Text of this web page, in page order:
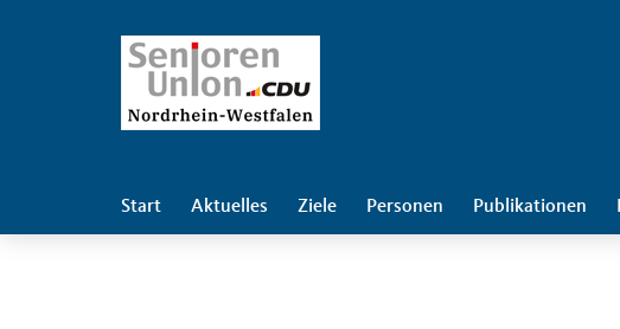
Start Aktuelles Ziele Personen Publikationen